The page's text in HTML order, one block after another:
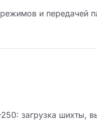
и передачей
загрузка шихты,